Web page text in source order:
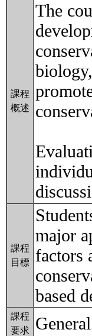
課程
概述
The
課程
目標
major
factors
based
課程
要求